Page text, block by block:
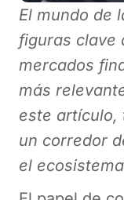
El mundo de
figuras clave
mercados
más
este artículo,
un corredor
el